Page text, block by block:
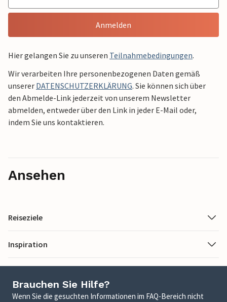
Anmelden
Hier gelangen Sie zu unseren Teilnahmebedingungen.
Wir verarbeiten Ihre personenbezogenen Daten gemäß
unserer DATENSCHUTZERKLÄRUNG. Sie können sich über
den Abmelde-Link jederzeit von unserem Newsletter
abmelden, entweder über den Link in jeder E-Mail oder,
indem Sie uns kontaktieren.
Ansehen
Reiseziele
Inspiration
Brauchen Sie Hilfe?
Wenn Sie die gesuchten Informationen im FAQ-Bereich nicht